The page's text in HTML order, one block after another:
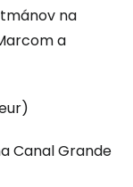
na
a
Canal Grande